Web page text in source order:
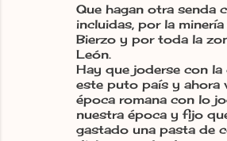
Que hagan otra senda
incluidas, por la minería
Bierzo y por toda la
León.
Hay que joderse con la
este puto país y ahora
época romana con lo
nuestra época y fijo
gastado una pasta de